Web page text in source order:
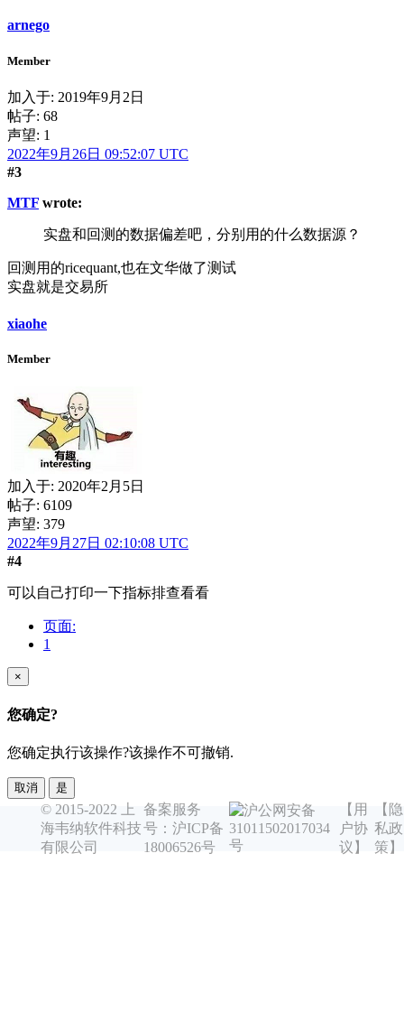
arnego
Member
加入于: 2019年9月2日
帖子: 68
声望: 1
2022年9月26日 09:52:07 UTC
#3
MTF wrote:
实盘和回测的数据偏差吧，分别用的什么数据源？
回测用的ricequant,也在文华做了测试
实盘就是交易所
xiaohe
Member
加入于: 2020年2月5日
帖子: 6109
声望: 379
2022年9月27日 02:10:08 UTC
#4
可以自己打印一下指标排查看看
页面:
1
×
您确定?
您确定执行该操作?该操作不可撤销.
取消 是
© 2015-2022 上
海韦纳软件科技
有限公司
备案服务
号：沪ICP备
18006526号
沪公网安备
31011502017034
号
【用
户协
议】
【隐
私政
策】